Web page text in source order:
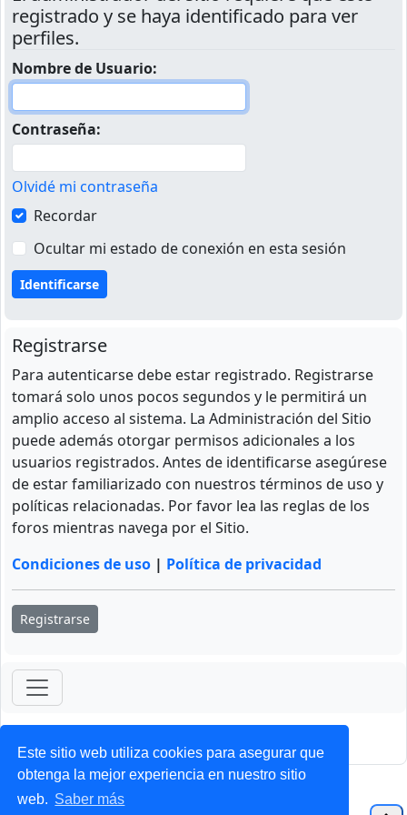
Este sitio web utiliza cookies para asegurar que
obtenga la mejor experiencia en nuestro sitio
web. Saber más
registrado y se haya identificado para ver
perfiles.
Nombre de Usuario:
Contraseña:
Olvidé mi contraseña
Recordar
Ocultar mi estado de conexión en esta sesión
Registrarse
Para autenticarse debe estar registrado. Registrarse
tomará solo unos pocos segundos y le permitirá un
amplio acceso al sistema. La Administración del Sitio
puede además otorgar permisos adicionales a los
usuarios registrados. Antes de identificarse asegúrese
de estar familiarizado con nuestros términos de uso y
políticas relacionadas. Por favor lea las reglas de los
foros mientras navega por el Sitio.
Condiciones de uso | Política de privacidad
Registrarse
ForoClub 2025
Privacidad| Condiciones